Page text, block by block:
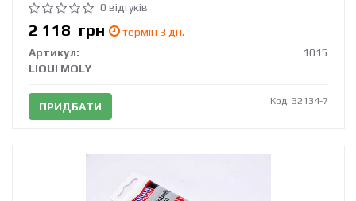
0 відгуків
2 118 грн
термін 3 дн.
Артикул:
1015
LIQUI MOLY
ПРИДБАТИ Код: 32134-7